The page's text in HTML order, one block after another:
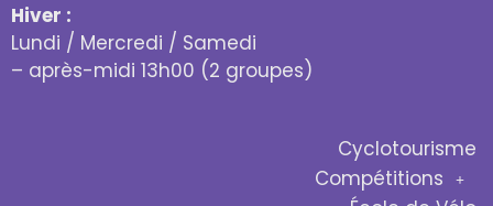
Hiver :
Lundi / Mercredi / Samedi
– après-midi 13h00 (2 groupes)
Cyclotourisme
Compétitions